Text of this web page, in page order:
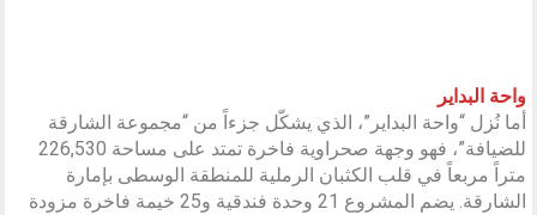
واحة البداير
أما نُزل “واحة البداير”، الذي يشكّل جزءاً من “مجموعة الشارقة
للضيافة”، فهو وجهة صحراوية فاخرة تمتد على مساحة 226,530
متراً مربعاً في قلب الكثبان الرملية للمنطقة الوسطى بإمارة
الشارقة. يضم المشروع 21 وحدة فندقية و25 خيمة فاخرة مزودة